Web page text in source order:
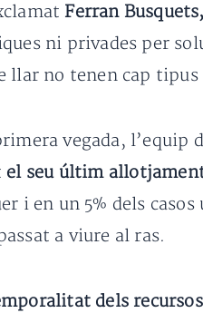
Ferran
ni privades per
llar no tenen cap
vegada, l’equip
el seu últim
i en un 5% dels
a viure al ras.
dels